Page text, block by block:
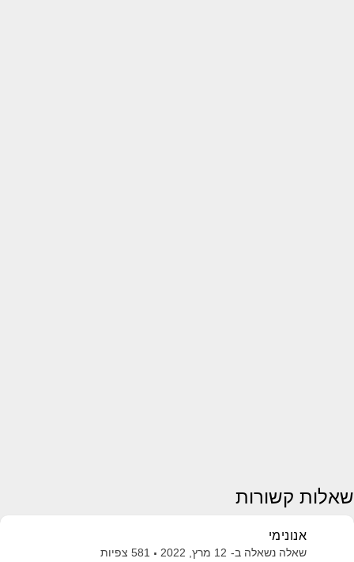
שאלות קשורות
אנונימי
שאלה נשאלה ב- 12 מרץ, 2022 581 צפיות